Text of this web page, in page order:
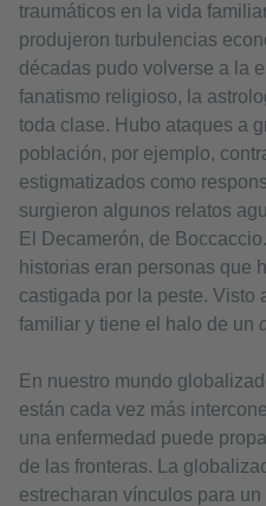
traumáticos en la vida
produjeron turbulencias
décadas pudo volverse a la
fanatismo religioso, la
toda clase. Hubo ataques a
población, por ejemplo,
estigmatizados como
surgieron algunos relatos
El Decamerón, de
historias eran personas que
castigada por la peste. Visto
familiar y tiene el halo de un
En nuestro mundo
están cada vez más
una enfermedad puede
de las fronteras. La
estrecharan vínculos para